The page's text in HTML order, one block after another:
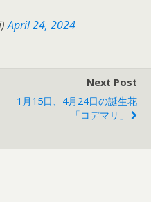
April 24, 2024
Next Post
1月15日、4月24日の誕生花
「コデマリ」